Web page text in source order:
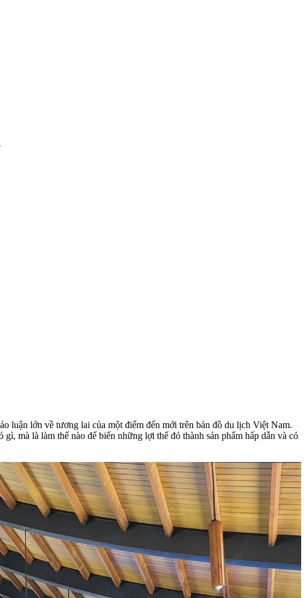
luận lớn về tương lai của một điểm đến mới trên bản đồ du lịch Việt Nam.
mà là làm thế nào để biến những lợi thế đó thành sản phẩm hấp dẫn và có